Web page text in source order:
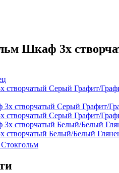
Шкаф 3х
створчатый Серый Графит/
створчатый Серый Графит/
створчатый Белый/Белый